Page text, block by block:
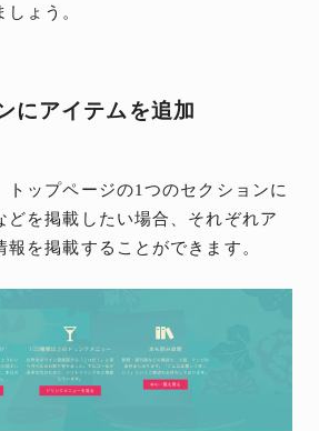
ょう。
にアイテムを追加
トップページの1つのセクションに
どを掲載したい場合、それぞれア
を掲載することができます。